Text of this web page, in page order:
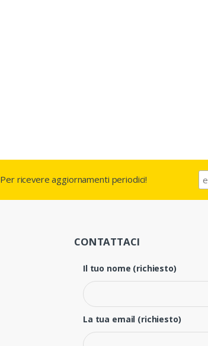
Per ricevere aggiornamenti periodici!
CONTATTACI
Il tuo nome (richiesto)
La tua email (richiesto)